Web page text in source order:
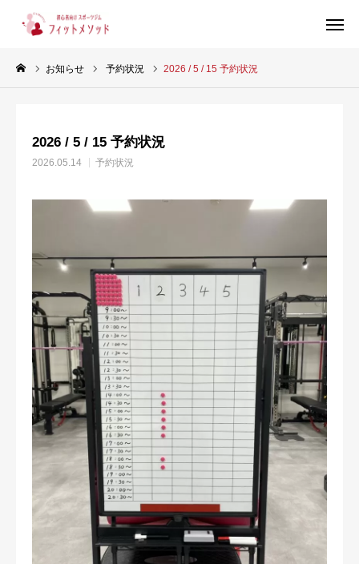
お知らせ 予約状況 2026 / 5 / 15 予約状況
2026 / 5 / 15 予約状況
2026.05.14 予約状況
当ジムについて
お客様の声
ブログ
店舗情報
お問い合わせ・ご予約
会則等